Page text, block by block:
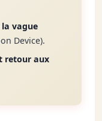
vague
Device).
retour aux